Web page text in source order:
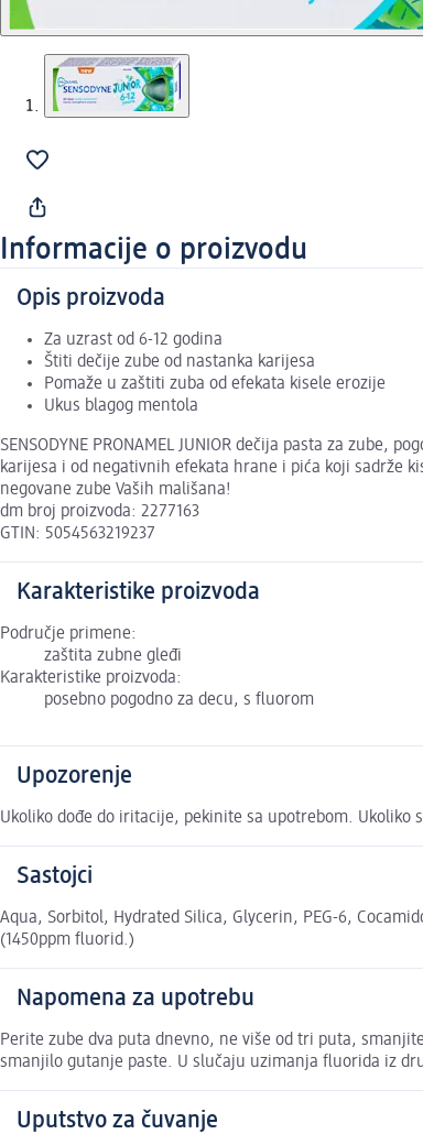
Informacije o proizvodu
Opis proizvoda
Za uzrast od 6-12 godina
Štiti dečije zube od nastanka karijesa
Pomaže u zaštiti zuba od efekata kisele erozije
Ukus blagog mentola
SENSODYNE PRONAMEL JUNIOR dečija pasta za
karijesa i od negativnih efekata hrane i pića koji sadrže
negovane zube Vaših mališana!
dm broj proizvoda: 2277163
GTIN: 5054563219237
Karakteristike proizvoda
Područje primene:
zaštita zubne gleđi
Karakteristike proizvoda:
posebno pogodno za decu, s fluorom
Upozorenje
Ukoliko dođe do iritacije, pekinite sa upotrebom.
Sastojci
Aqua, Sorbitol, Hydrated Silica, Glycerin, PEG-6,
(1450ppm fluorid.)
Napomena za upotrebu
Perite zube dva puta dnevno, ne više od tri puta,
smanjilo gutanje paste. U slučaju uzimanja fluorida iz
Uputstvo za čuvanje